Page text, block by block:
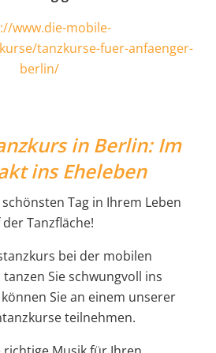
www.die-mobile-
tanzkurse-fuer-anfaenger-
berlin/
in Berlin: Im
ins Eheleben
Tag in Ihrem Leben
Tanzfläche!
bei der mobilen
Sie schwungvoll ins
Sie an einem unserer
teilnehmen.